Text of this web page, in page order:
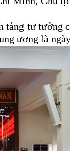
tảng tư tưởng
ương là